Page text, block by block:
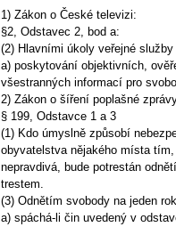
1) Zákon o České televizi:
§2, Odstavec 2, bod a:
(2) Hlavními úkoly veřejné
a) poskytování objektivních,
všestranných informací pro
2) Zákon o šíření poplašné
§ 199, Odstavce 1 a 3
(1) Kdo úmyslně způsobí
obyvatelstva nějakého místa
nepravdivá, bude potrestán
trestem.
(3) Odnětím svobody na jeden
a) spáchá-li čin uvedený v